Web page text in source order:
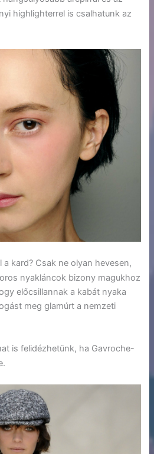
highlighterrel is csalhatunk az
a kard? Csak ne olyan hevesen,
nyakláncok bizony magukhoz
előcsillannak a kabát nyaka
meg glamúrt a nemzeti
is felidézhetünk, ha Gavroche-